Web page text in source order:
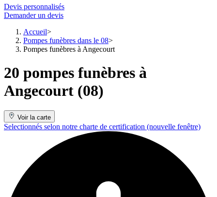
Devis personnalisés
Demander un devis
Accueil
Pompes funèbres dans le 08
Pompes funèbres à Angecourt
20 pompes funèbres à
Angecourt (08)
Voir la carte
Selectionnés selon notre charte de certification (nouvelle fenêtre)